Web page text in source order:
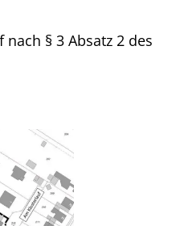
§ 3 Absatz 2 des